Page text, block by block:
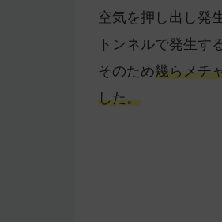
空気を押し出し発
トンネルで発生す
そのため幾らメチ
した。